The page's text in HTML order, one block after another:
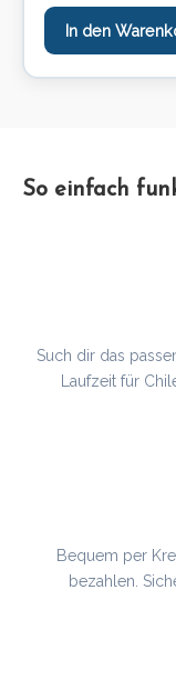
In den
So einfach
Such dir das
Laufzeit für
Bequem per
bezahlen.